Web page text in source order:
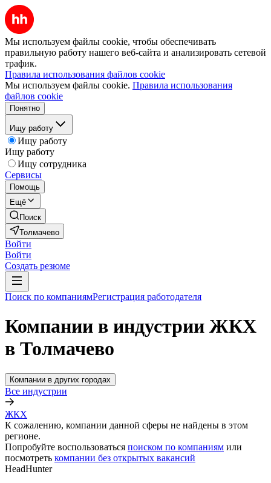
Мы используем файлы cookie, чтобы обеспечивать
правильную работу нашего веб-сайта и анализировать сетевой
трафик.
Правила использования файлов cookie
Мы используем файлы cookie. Правила использования
файлов cookie
Понятно
Ищу работу
Ищу работу
Ищу работу
Ищу сотрудника
Сервисы
Помощь
Ещё
Поиск
Толмачево
Войти
Войти
Создать резюме
Поиск по компаниямРегистрация работодателя
Компании в индустрии ЖКХ
в Толмачево
Компании в других городах
Все индустрии
ЖКХ
К сожалению, компании данной сферы не найдены в этом
регионе.
Попробуйте воспользоваться поиском по компаниям или
посмотреть компании без открытых вакансий
HeadHunter